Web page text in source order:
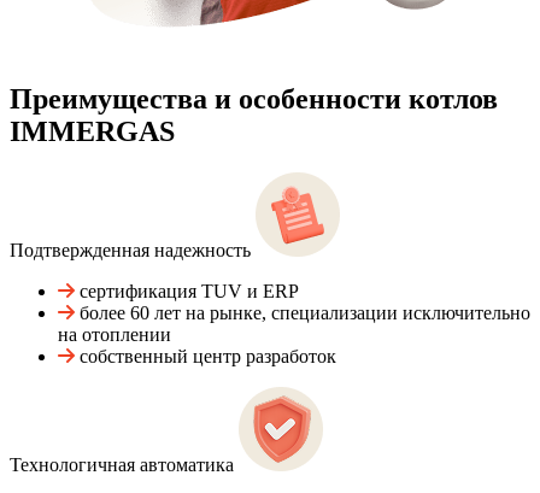
Преимущества и особенности котлов
IMMERGAS
Подтвержденная надежность
сертификация TUV и ERP
более 60 лет на рынке, специализации исключительно
на отоплении
собственный центр разработок
Технологичная автоматика